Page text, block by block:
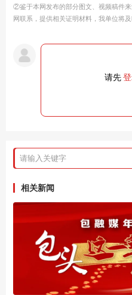
②鉴于本网发布的部分图文、视频稿件
网联系，提供相关证明材料，我单位将及
请先
相关新闻